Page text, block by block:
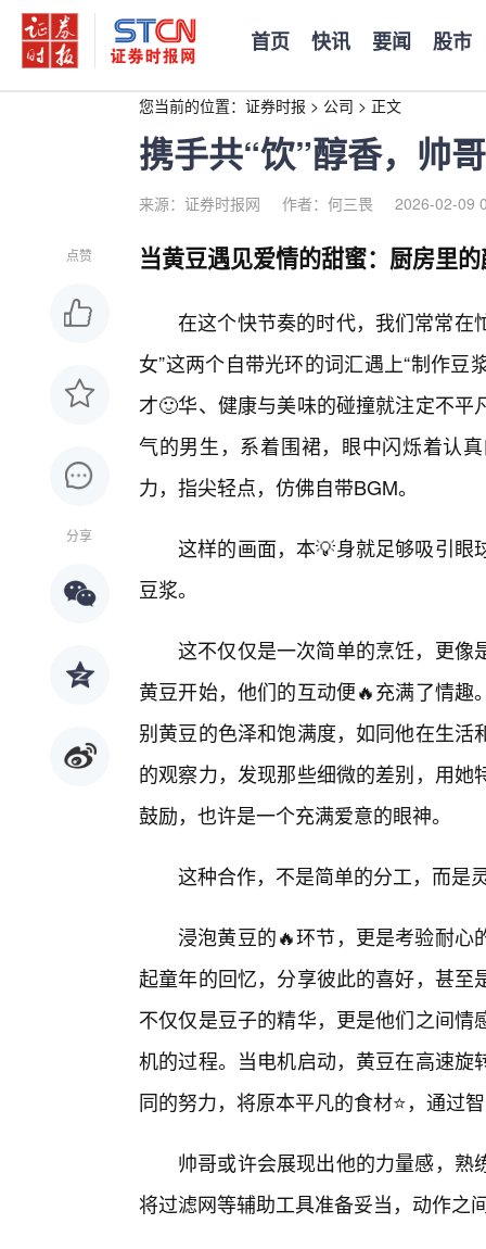
首页 快讯 要闻 股市
您当前的位置： 证券时报 > 公司 > 正文
携手共“饮”醇香，帅
来源：证券时报网 作者：何三畏 2026-02-09
点赞
分享
当黄豆遇见爱情的甜蜜：厨房里
在这个快节奏的时代，我们常常在
女”这两个自带光环的词汇遇上“制作豆
才🙂华、健康与美味的碰撞就注定不
气的男生，系着围裙，眼中闪烁着认
力，指尖轻点，仿佛自带BGM。
这样的画面，本💡身就足够吸引眼
豆浆。
这不仅仅是一次简单的烹饪，更像
黄豆开始，他们的互动便🔥充满了情
别黄豆的色泽和饱满度，如同他在生
的观察力，发现那些细微的差别，用
鼓励，也许是一个充满爱意的眼神。
这种合作，不是简单的分工，而是
浸泡黄豆的🔥环节，更是考验耐
起童年的回忆，分享彼此的喜好，甚
不仅仅是豆子的精华，更是他们之间
机的过程。当电机启动，黄豆在高速
同的努力，将原本平凡的食材⭐，通过
帅哥或许会展现出他的力量感，
将过滤网等辅助工具准备妥当，动作之